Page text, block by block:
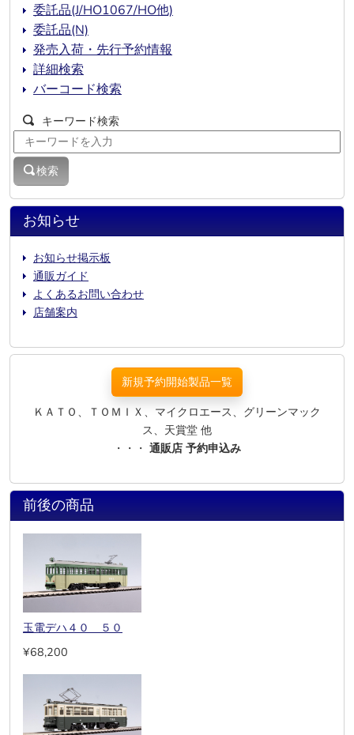
お知らせ
お知らせ掲示板
通販ガイド
よくあるお問い合わせ
店舗案内
委託品(J/HO1067/HO他)
委託品(N)
発売入荷・先行予約情報
詳細検索
バーコード検索
キーワード検索
検索
新規予約開始製品一覧
ＫＡＴＯ、ＴＯＭＩＸ、マイクロエース、グリーンマック
ス、天賞堂 他
・・・ 通販店 予約申込み
前後の商品
玉電デハ４０ ５０
¥68,200